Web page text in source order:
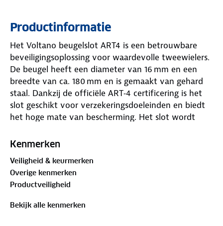
Productinformatie
Het Voltano beugelslot ART4 is een betrouwbare
beveiligingsoplossing voor waardevolle tweewielers.
De beugel heeft een diameter van 16 mm en een
breedte van ca. 180 mm en is gemaakt van gehard
staal. Dankzij de officiële ART‑4 certificering is het
slot geschikt voor verzekeringsdoeleinden en biedt
het hoge mate van bescherming. Het slot wordt
sleutelgat dat vuil en vocht buiten houdt. Het
framehouder waarmee je het slot eenvoudig op het
frame van je fiets, scooter of motor kunt klikken en
tijdens het rijden meeneemt. De lengte van het slot
is ca. 320 mm, waardoor bevestiging aan
Kenmerken
Veiligheid & keurmerken
Overige kenmerken
Productveiligheid
Bekijk alle kenmerken